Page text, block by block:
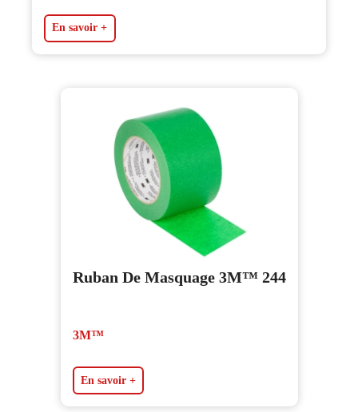
En savoir +
Ruban De Masquage 3M™ 244
3M™
En savoir +